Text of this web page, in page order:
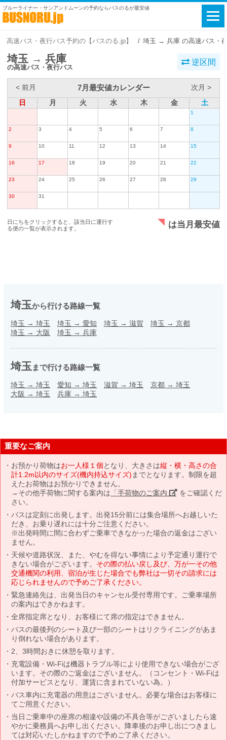
ブルーライナー・サンアンドムーンの予約ならバスのるが最安値
高速バス・夜行バス予約の【バスのる.jp】 埼玉 → 兵庫 の高速バス・
埼玉 → 兵庫
の高速バス・夜行バス
逆区間
< 前月 7月最安値カレンダー
次月 >
日
月 火 水 木 金 土
1
2 3 4 5 6 7 8
9 10 11 12 13 14 15
16 17 18 19 20 21 22
23 24 25 26 27 28 29
30 31
日にちをクリックすると、該当日に運行す
る便の一覧が表示されます。
は当月最安値
埼玉から行ける路線一覧
埼玉 → 埼玉 埼玉 → 愛知 埼玉 → 滋賀 埼玉 → 京都
埼玉 → 大阪 埼玉 → 兵庫
埼玉 まで行ける路線一覧
埼玉 → 埼玉 愛知 → 埼玉 滋賀 → 埼玉 京都 → 埼玉
大阪 → 埼玉 兵庫 → 埼玉
重要なご案内
お預かり荷物はお一人様１個となり、大きさは縦・横・高さの合
計1.2m以内のサイズ(機内持込サイズ) までとなります。制限を超
えたお荷物はお預かりできません。
→その他手荷物に関する案内は 「手荷物のご案内」 をご確認くだ
さい。
バスは定刻に出発します。出発15分前には集合場所へお越しいた
だき、お乗り遅れには十分ご注意ください。
※出発時間に間に合わずご乗車できなかった場合の返金はござい
ません。
天候や道路状況、また、やむを得ない事情により予定通り運行で
きない場合がございます。 その際の払い戻し及び、万が一その他
交通機関の利用、宿泊が生じた場合でも弊社は一切その請求には
応じられませんので予めご了承ください。
緊急連絡先は、出発当日のキャンセル受付専用です。ご乗車場所
の案内はできかねます。
全席指定席となり、お客様にて席の指定はできません。
バスの最後列のシート及び一部のシートはリクライニングがあま
り倒れない場合があります。
2、3時間おきに休憩を取ります。
充電設備・Wi-Fiは機器トラブル等により使用できない場合がござ
います。その際のご返金はございません。（コンセント・Wi-Fiは
付加サービスとなり、運賃に含まれていない為。）
バス車内に充電器の用意はございません。必要な場合はお客様に
てご用意ください。
当日ご乗車中の座席の相違や設備の不具合等がございましたら速
やかに乗務員へお申し出ください。降車後のお申し出につきまし
ては対応いたしかねますので予めご了承ください。